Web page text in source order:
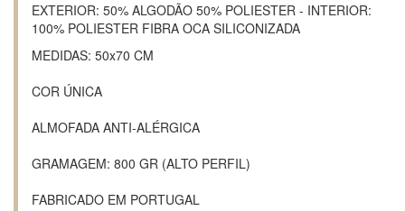
EXTERIOR: 50% ALGODÃO 50% POLIESTER - INTERIOR:
100% POLIESTER FIBRA OCA SILICONIZADA
MEDIDAS: 50x70 CM
COR ÚNICA
ALMOFADA ANTI-ALÉRGICA
GRAMAGEM: 800 GR (ALTO PERFIL)
FABRICADO EM PORTUGAL